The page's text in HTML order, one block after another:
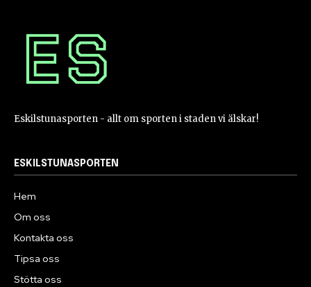
Eskilstunasporten - allt om sporten i staden vi älskar!
ESKILSTUNASPORTEN
Hem
Om oss
Kontakta oss
Tipsa oss
Stötta oss